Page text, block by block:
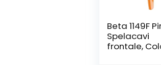
Beta 1149F
Spelacavi
frontale,